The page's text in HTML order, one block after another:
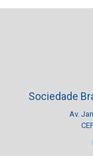
Sociedade
Av.